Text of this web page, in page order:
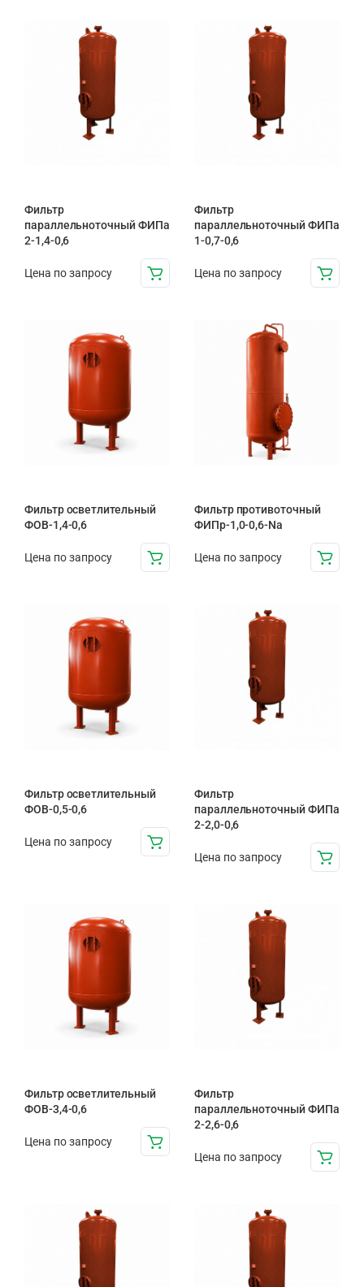
Фильтр
параллельноточный ФИПа
2-1,4-0,6
Цена по запросу
Фильтр
параллельноточный ФИПа
1-0,7-0,6
Цена по запросу
Фильтр осветлительный
ФОВ-1,4-0,6
Цена по запросу
Фильтр противоточный
ФИПр-1,0-0,6-Na
Цена по запросу
Фильтр осветлительный
ФОВ-0,5-0,6
Цена по запросу
Фильтр
параллельноточный ФИПа
2-2,0-0,6
Цена по запросу
Фильтр осветлительный
ФОВ-3,4-0,6
Цена по запросу
Фильтр
параллельноточный ФИПа
2-2,6-0,6
Цена по запросу